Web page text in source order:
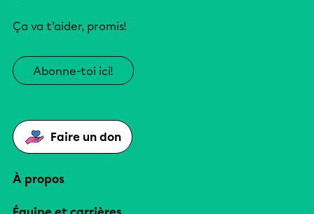
Ça va t’aider, promis!
Abonne-toi ici!
Faire un don
À propos